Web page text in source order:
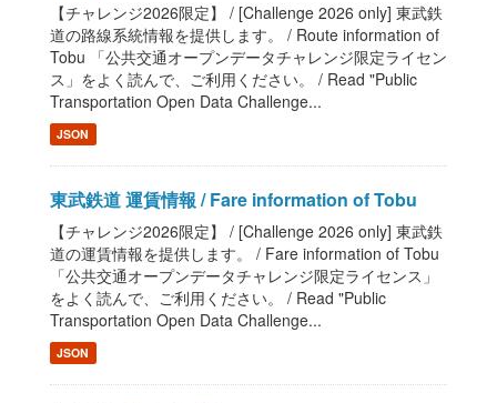
【チャレンジ2026限定】 / [Challenge 2026 only] 東武鉄
道の路線系統情報を提供します。 / Route information of
Tobu 「公共交通オープンデータチャレンジ限定ライセン
ス」をよく読んで、ご利用ください。 / Read "Public
Transportation Open Data Challenge...
JSON
東武鉄道 運賃情報 / Fare information of Tobu
【チャレンジ2026限定】 / [Challenge 2026 only] 東武鉄
道の運賃情報を提供します。 / Fare information of Tobu
「公共交通オープンデータチャレンジ限定ライセンス」
をよく読んで、ご利用ください。 / Read "Public
Transportation Open Data Challenge...
JSON